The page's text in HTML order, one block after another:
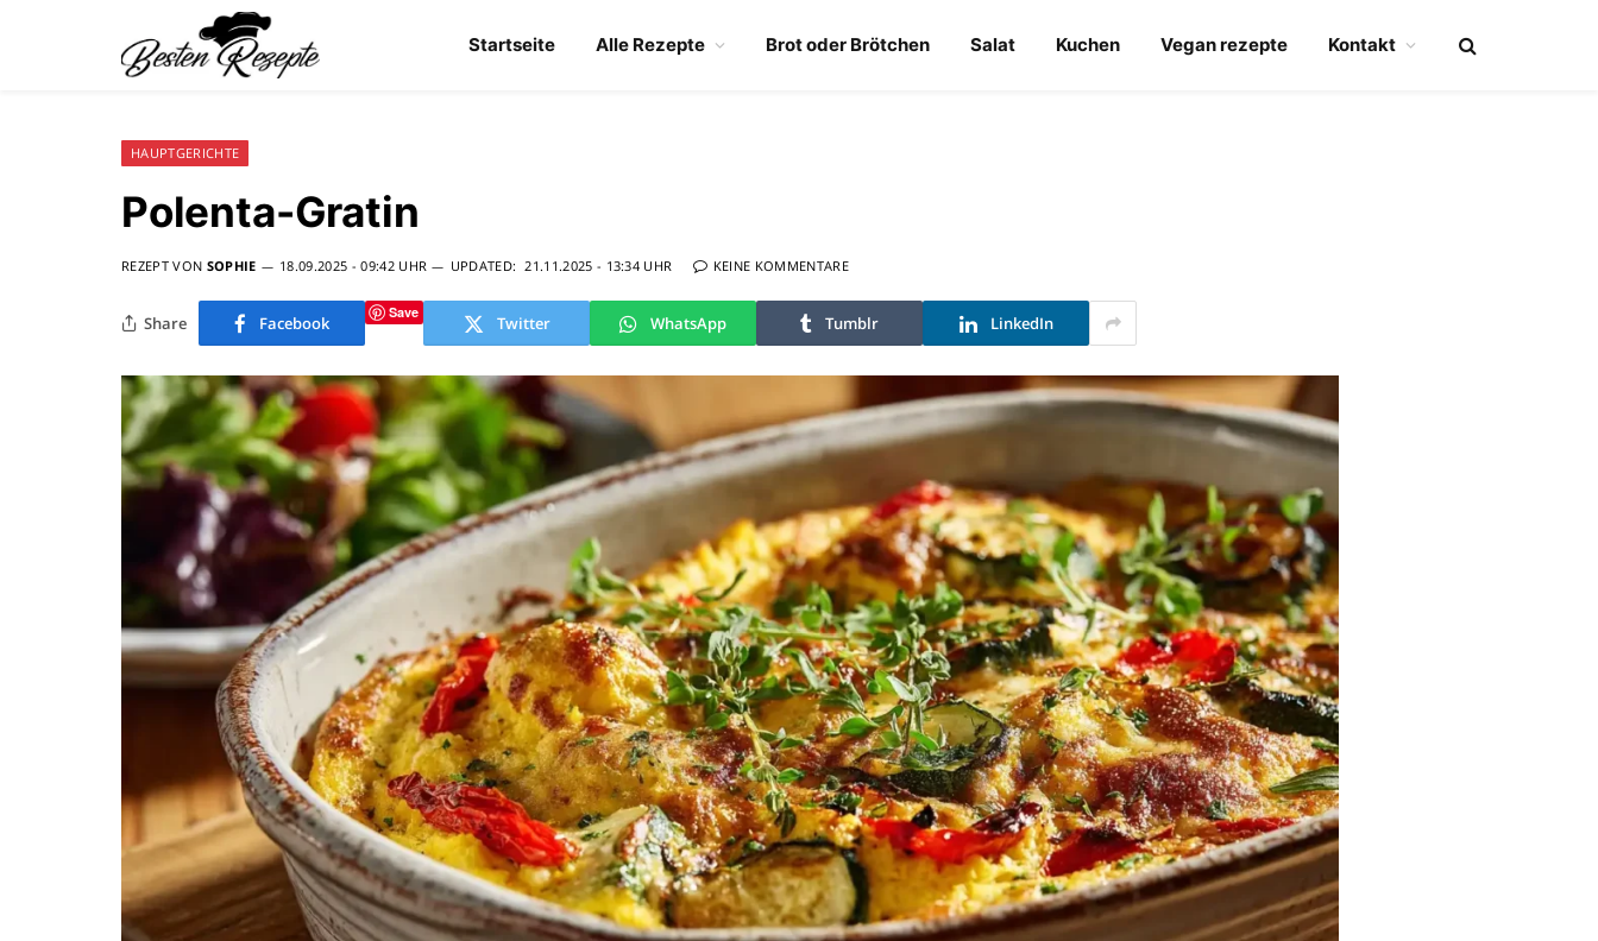
Startseite Alle Rezepte Brot oder Brötchen Salat Kuchen Vegan rezepte Kontakt
HAUPTGERICHTE
Polenta-Gratin
REZEPT VON SOPHIE 18.09.2025 - 09:42 UHR UPDATED: 21.11.2025 - 13:34 UHR KEINE KOMMENTARE
Share Facebook Save Twitter WhatsApp Tumblr LinkedIn